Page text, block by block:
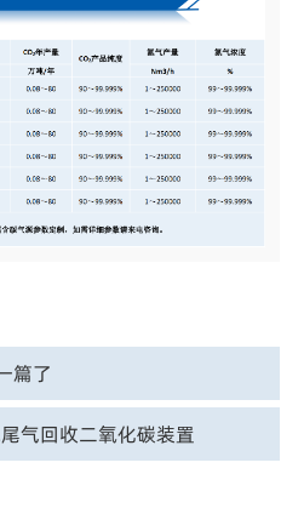
篇了
气回收二氧化碳装置